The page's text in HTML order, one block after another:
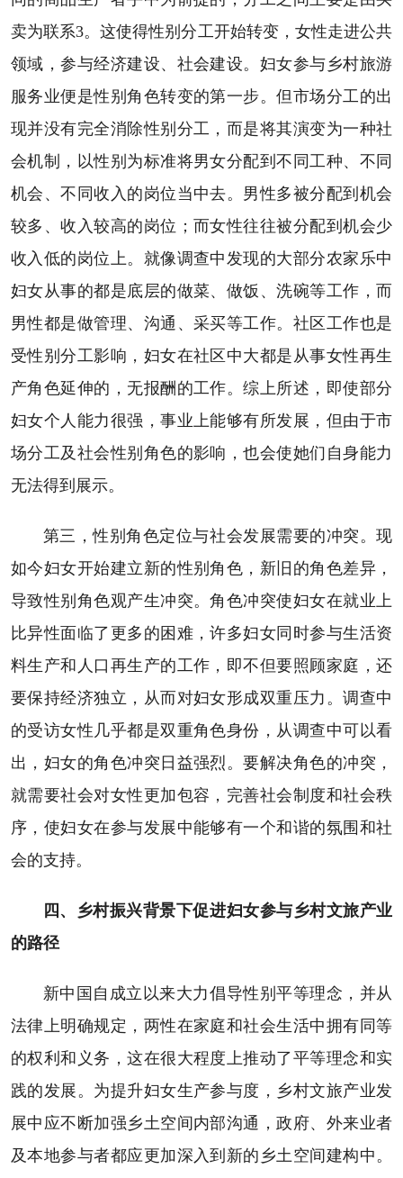
卖为联系3。这使得性别分工开始转变，女性走进公共
领域，参与经济建设、社会建设。妇女参与乡村旅游
服务业便是性别角色转变的第一步。但市场分工的出
现并没有完全消除性别分工，而是将其演变为一种社
会机制，以性别为标准将男女分配到不同工种、不同
机会、不同收入的岗位当中去。男性多被分配到机会
较多、收入较高的岗位；而女性往往被分配到机会少
收入低的岗位上。就像调查中发现的大部分农家乐中
妇女从事的都是底层的做菜、做饭、洗碗等工作，而
男性都是做管理、沟通、采买等工作。社区工作也是
受性别分工影响，妇女在社区中大都是从事女性再生
产角色延伸的，无报酬的工作。综上所述，即使部分
妇女个人能力很强，事业上能够有所发展，但由于市
场分工及社会性别角色的影响，也会使她们自身能力
无法得到展示。
第三，性别角色定位与社会发展需要的冲突。现
如今妇女开始建立新的性别角色，新旧的角色差异，
导致性别角色观产生冲突。角色冲突使妇女在就业上
比异性面临了更多的困难，许多妇女同时参与生活资
料生产和人口再生产的工作，即不但要照顾家庭，还
要保持经济独立，从而对妇女形成双重压力。调查中
的受访女性几乎都是双重角色身份，从调查中可以看
出，妇女的角色冲突日益强烈。要解决角色的冲突，
就需要社会对女性更加包容，完善社会制度和社会秩
序，使妇女在参与发展中能够有一个和谐的氛围和社
会的支持。
四、乡村振兴背景下促进妇女参与乡村文旅产业
的路径
新中国自成立以来大力倡导性别平等理念，并从
法律上明确规定，两性在家庭和社会生活中拥有同等
的权利和义务，这在很大程度上推动了平等理念和实
践的发展。为提升妇女生产参与度，乡村文旅产业发
展中应不断加强乡土空间内部沟通，政府、外来业者
及本地参与者都应更加深入到新的乡土空间建构中。